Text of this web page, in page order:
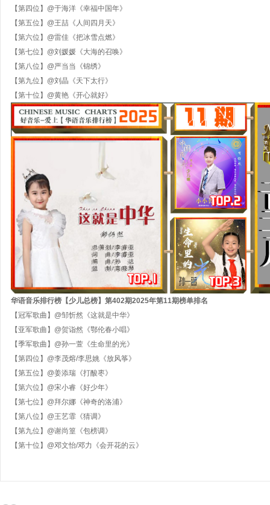
【第四位】 @于海洋《幸福中国年》
【第五位】 @王喆《人间四月天》
【第六位】 @雷佳《把冰雪点燃》
【第七位】 @刘媛媛《大海的召唤》
【第八位】 @严当当《锦绣》
【第九位】 @刘晶《天下太行》
【第十位】 @黄艳《开心就好》
华语音乐排行榜【少儿总榜】第402期2025年第11期榜单排名
【冠军歌曲】 @邹忻然《这就是中华》
【亚军歌曲】 @贺诣然《鄂伦春小唱》
【季军歌曲】 @孙一萱《生命里的光》
【第四位】 @李茂熔/李思姚《放风筝》
【第五位】 @姜添瑞《打酸枣》
【第六位】 @宋小睿《好少年》
【第七位】 @拜尔娜《神奇的洛浦》
【第八位】 @王艺霏《猜调》
【第九位】 @谢尚篁《包榜调》
【第十位】 @邓文怡/邓力《会开花的云》